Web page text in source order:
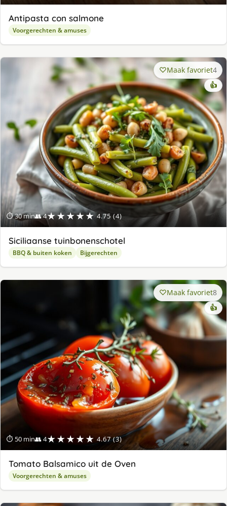
Antipasta con salmone
Voorgerechten & amuses
⏱ 30 min👥 4★★★★★ 4.75 (4)
Maak favoriet4
👍
Siciliaanse tuinbonenschotel
BBQ & buiten koken Bijgerechten
⏱ 50 min👥 4★★★★★ 4.67 (3)
Maak favoriet8
👍
Tomato Balsamico uit de Oven
Voorgerechten & amuses